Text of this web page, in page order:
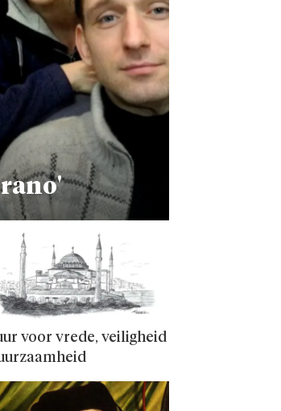
voor vrede, veiligheid